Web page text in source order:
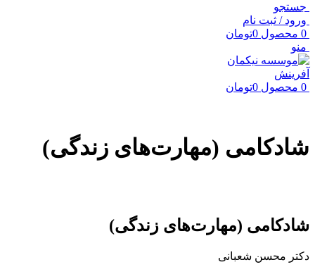
جستجو
ورود / ثبت نام
0 محصول 0تومان
منو
0 محصول 0تومان
شادکامی (مهارت‌های زندگی)
شادکامی (مهارت‌های زندگی)
دکتر محسن شعبانی